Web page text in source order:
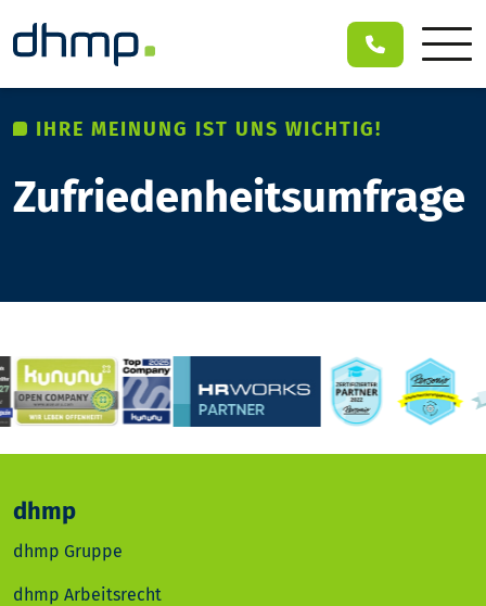
IHRE MEINUNG IST UNS WICHTIG!
Zufriedenheitsumfrage
dhmp
dhmp Gruppe
dhmp Arbeitsrecht